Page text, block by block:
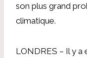
son plus grand
climatique.
LONDRES – Il y